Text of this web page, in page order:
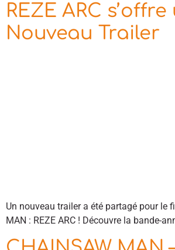
REZE ARC s’offre
Nouveau Trailer
Un nouveau trailer a été partagé pour le
MAN : REZE ARC ! Découvre la bande-